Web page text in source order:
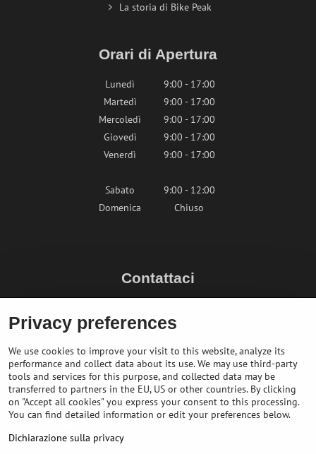
La storia di Bike Peak
Orari di Apertura
Lunedì
9:00 - 17:00
Martedì
9:00 - 17:00
Mercoledì
9:00 - 17:00
Giovedì
9:00 - 17:00
Venerdì
9:00 - 17:00
Sabato
9:00 - 12:00
Domenica
Chiuso
Contattaci
+436764858804 (AT)
Privacy preferences
We use cookies to improve your visit to this website, analyze its
performance and collect data about its use. We may use third-party
tools and services for this purpose, and collected data may be
transferred to partners in the EU, US or other countries. By clicking
on "Accept all cookies" you express your consent to this processing.
You can find detailed information or edit your preferences below.
Dichiarazione sulla privacy